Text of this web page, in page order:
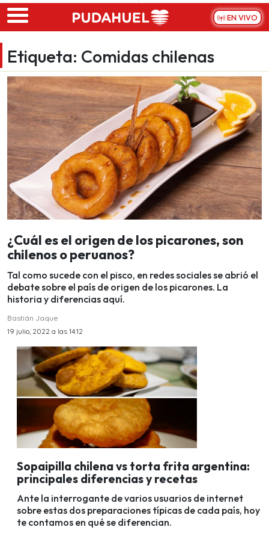
Skip to main content
EN VIVO
Etiqueta: Comidas chilenas
¿Cuál es el origen de los picarones, son
chilenos o peruanos?
Tal como sucede con el pisco, en redes sociales se abrió el
debate sobre el país de origen de los picarones. La
historia y diferencias aquí.
Bastián Jaque
19 julio, 2022 a las 14:12
Sopaipilla chilena vs torta frita argentina:
principales diferencias y recetas
Ante la interrogante de varios usuarios de internet
sobre estas dos preparaciones típicas de cada país, hoy
te contamos en qué se diferencian.